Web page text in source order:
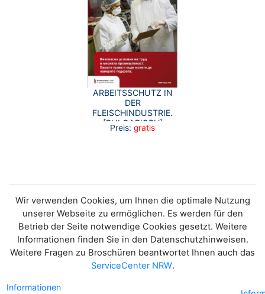
ARBEITSSCHUTZ IN
DER
FLEISCHINDUSTRIE.
[BULGARISCH]
Preis: gratis
Wir verwenden Cookies, um Ihnen die optimale Nutzung
unserer Webseite zu ermöglichen. Es werden für den
Betrieb der Seite notwendige Cookies gesetzt. Weitere
Informationen finden Sie in den Datenschutzhinweisen.
Weitere Fragen zu Broschüren beantwortet Ihnen auch das
ServiceCenter NRW.
Informationen